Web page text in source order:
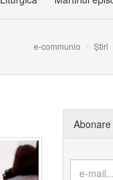
e-communio Știri